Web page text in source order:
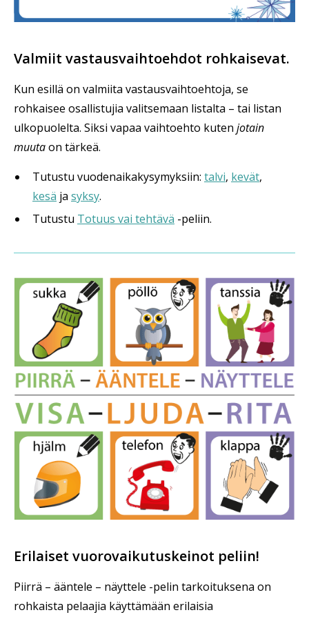
Valmiit vastausvaihtoehdot rohkaisevat.
Kun esillä on valmiita vastausvaihtoehtoja, se
rohkaisee osallistujia valitsemaan listalta – tai listan
ulkopuolelta. Siksi vapaa vaihtoehto kuten jotain
muutaon tärkeä.
Tutustu vuodenaikakysymyksiin: talvi, kevät,
kesä ja syksy.
Tutustu Totuus vai tehtävä -peliin.
Erilaiset vuorovaikutuskeinot peliin!
Piirrä – ääntele – näyttele -pelin tarkoituksena on
rohkaista pelaajia käyttämään erilaisia